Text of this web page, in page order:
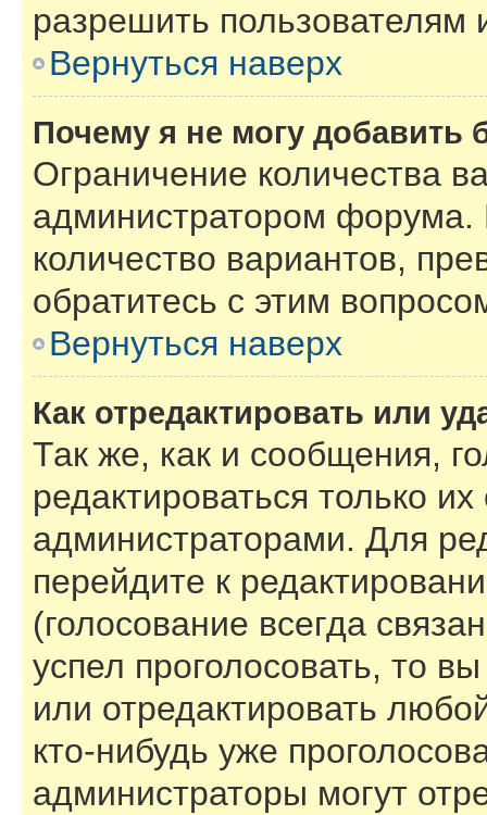
разрешить пользователям
Вернуться наверх
Почему я не могу добавить
Ограничение количества
администратором
количество вариантов,
обратитесь с этим
Вернуться наверх
Как отредактировать или
Так же, как и сообщения,
редактироваться только
администраторами. Для
перейдите к
(голосование всегда
успел проголосовать, то
или отредактировать
кто-нибудь уже
администраторы могут